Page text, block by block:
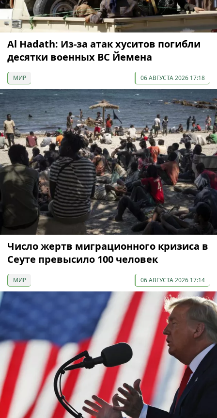
Al Hadath: Из-за атак хуситов погибли
десятки военных ВС Йемена
МИР 06 АВГУСТА 2026 17:18
Число жертв миграционного кризиса в
Сеуте превысило 100 человек
МИР 06 АВГУСТА 2026 17:14